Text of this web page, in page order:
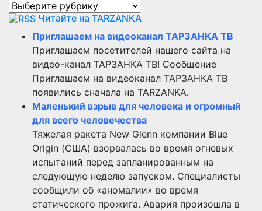
Рубрики
Читайте на TARZANKA
Приглашаем на видеоканал ТАРЗАНКА ТВ
Приглашаем посетителей нашего сайта на
видео-канал ТАРЗАНКА ТВ! Сообщение
Приглашаем на видеоканал ТАРЗАНКА ТВ
появились сначала на TARZANKA.
Маленький взрыв для человека и огромный
для всего человечества
Тяжелая ракета New Glenn компании Blue
Origin (США) взорвалась во время огневых
испытаний перед запланированным на
следующую неделю запуском. Специалисты
сообщили об «аномалии» во время
статического прожига. Авария произошла в